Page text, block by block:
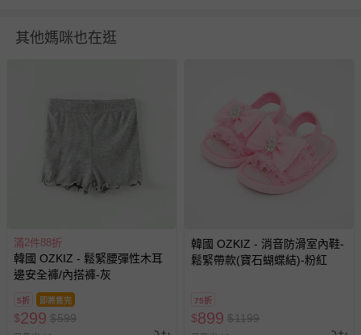
貼心小叮嚀
- 含羊毛、聚酯纖維、壓克力毛料纖維等材質，建議手洗或機洗
選擇羊毛料洗程。所有衣服請翻面放洗衣袋清洗，請勿烘乾。
- 有蕾絲或網紗的商品強烈建議手洗以免破損
- 有圖案、印花，特別是立體的設計，建議手洗，如要機洗，請
務必翻面放洗衣網，再放洗衣機，以免損壞到圖案！
- 提醒媽咪七天猶豫期並非七天試用期喔~ 媽咪如欲退換貨，所
板會因為螢幕亮度及解析度不同，所以顏色與實際成品還是會
有些許差異唷~ 謝謝媽咪們的體諒。
退換貨須知
您所購買的商品享有7天的鑑賞期／猶豫期權益，但此期間
並非試用期，您所退回的商品必須是未經使用的全新狀態，
其他媽咪也在逛
滿2件88折
韓國 OZKIZ - 鬆緊腰彈性木耳
邊安全褲/內搭褲-灰
5折 即將售完
$299 $599
韓國 OZKIZ - 消音防滑室內鞋-
鬆緊帶款(寶石蝴蝶結)-粉紅
75折
$899 $1199